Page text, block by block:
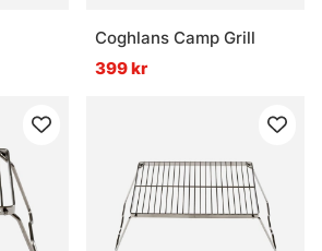
Coghlans Camp Grill
399 kr